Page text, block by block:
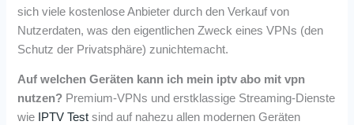
sich viele kostenlose Anbieter durch den Verkauf von
Nutzerdaten, was den eigentlichen Zweck eines VPNs (den
Schutz der Privatsphäre) zunichtemacht.
Auf welchen Geräten kann ich mein iptv abo mit vpn
nutzen? Premium-VPNs und erstklassige Streaming-Dienste
wie
IPTV Test sind auf nahezu allen modernen Geräten